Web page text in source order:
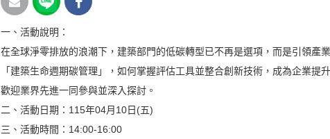
一、活動說明：
在全球淨零排放的浪潮下，建築部門的低碳轉型已不再是選項，而是引領產
「建築生命週期碳管理」，如何掌握評估工具並整合創新技術，成為企業提
歡迎業界先進一同參與並深入探討。
二、活動日期：115年04月10日(五)
三、活動時間：14:00-16:00